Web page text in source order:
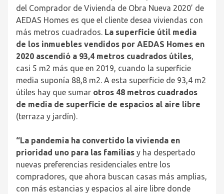
del Comprador de Vivienda de Obra Nueva 2020’ de
AEDAS Homes es que el cliente desea viviendas con
más metros cuadrados. La superficie útil media
de los inmuebles vendidos por AEDAS Homes en
2020 ascendió a 93,4 metros cuadrados útiles,
casi 5 m2 más que en 2019, cuando la superficie
media suponía 88,8 m2. A esta superficie de 93,4 m2
útiles hay que sumar otros 48 metros cuadrados
de media de superficie de espacios al aire libre
(terraza y jardín).
“La pandemia ha convertido la vivienda en
prioridad uno para las familias y ha despertado
nuevas preferencias residenciales entre los
compradores, que ahora buscan casas más amplias,
con más estancias y espacios al aire libre donde